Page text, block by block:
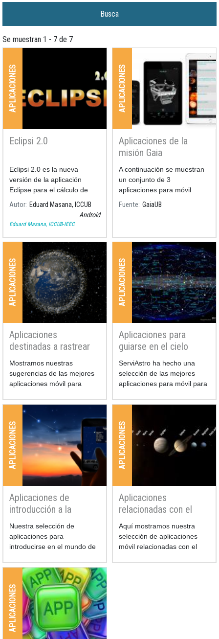
Se muestran 1 - 7 de 7
APLICACIONES
Eclipsi 2.0
Eclipsi 2.0 es la nueva
versión de la aplicación
Eclipse para el cálculo de
eclipses y tránsitos que salió
en diciembre de 2012,
mejorada con un montón de
Autor Eduard Masana, ICCUB
Android
Eduard Masana, ICCUB-IEEC
APLICACIONES
Aplicaciones de la
misión Gaia
A continuación se muestran
un conjunto de 3
aplicaciones para móvil
relacionadas íntimamente
Fuente GaiaUB
APLICACIONES
Aplicaciones
destinadas a rastrear
satélites
Mostramos nuestras
sugerencias de las mejores
aplicaciones móvil para
APLICACIONES
Aplicaciones para
guiarse en el cielo
(planetarios)
ServiAstro ha hecho una
selección de las mejores
aplicaciones para móvil para
saber qué astro está
constelación pertenece (en
el caso de que se trate de
APLICACIONES
Aplicaciones de
introducción a la
astronomía
Nuestra selección de
aplicaciones para
introducirse en el mundo de
APLICACIONES
Aplicaciones
relacionadas con el
sistema Solar
Aquí mostramos nuestra
selección de aplicaciones
móvil relacionadas con el
APLICACIONES